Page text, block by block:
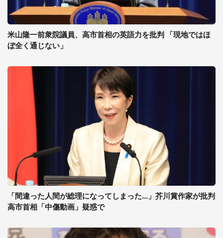
米山隆一前衆院議員、高市首相の英語力を批判 「現地ではほ
ぼ全く通じない」
「間違った人間が総理になってしまった...」芥川賞作家が批判
高市首相「中傷動画」疑惑で